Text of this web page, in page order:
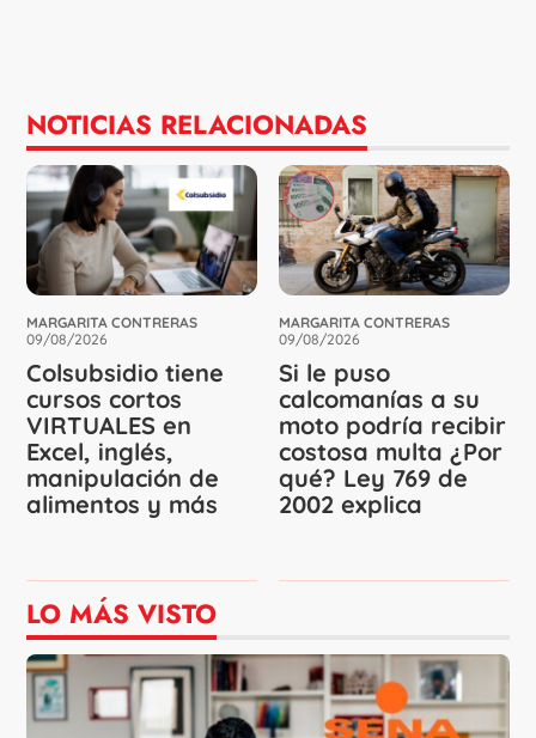
NOTICIAS RELACIONADAS
MARGARITA CONTRERAS
09/08/2026
Colsubsidio tiene
cursos cortos
VIRTUALES en
Excel, inglés,
manipulación de
alimentos y más
MARGARITA CONTRERAS
09/08/2026
Si le puso
calcomanías a su
moto podría recibir
costosa multa ¿Por
qué? Ley 769 de
2002 explica
LO MÁS VISTO